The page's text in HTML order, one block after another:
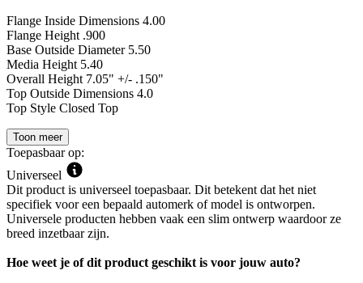
Flange Inside Dimensions 4.00
Flange Height .900
Base Outside Diameter 5.50
Media Height 5.40
Overall Height 7.05" +/- .150"
Top Outside Dimensions 4.0
Top Style Closed Top
Toon meer
Toepasbaar op:
Universeel
Dit product is universeel toepasbaar. Dit betekent dat het niet
specifiek voor een bepaald automerk of model is ontworpen.
Universele producten hebben vaak een slim ontwerp waardoor ze
breed inzetbaar zijn.
Hoe weet je of dit product geschikt is voor jouw auto?